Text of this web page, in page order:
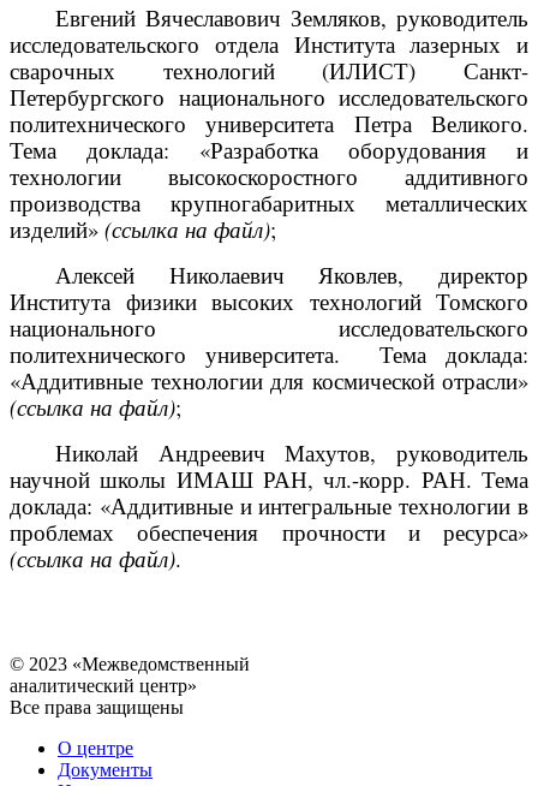
Евгений Вячеславович Земляков, руководитель
исследовательского отдела Института лазерных и
сварочных технологий (ИЛИСТ) Санкт-
Петербургского национального исследовательского
политехнического университета Петра Великого.
Тема доклада: «Разработка оборудования и
технологии высокоскоростного аддитивного
производства крупногабаритных металлических
изделий» (ссылка на файл);
Алексей Николаевич Яковлев, директор
Института физики высоких технологий Томского
национального исследовательского
политехнического университета.
Тема доклада:
«Аддитивные технологии для космической отрасли»
(ссылка на файл);
Николай Андреевич Махутов, руководитель
научной школы ИМАШ РАН, чл.-корр. РАН. Тема
доклада: «Аддитивные и интегральные технологии в
проблемах обеспечения прочности и ресурса»
(ссылка на файл).
© 2023 «Межведомственный
аналитический центр»
Все права защищены
О центре
Документы